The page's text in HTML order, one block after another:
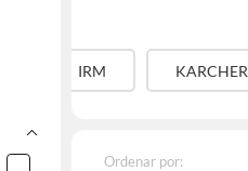
IRM KARCHER
Ordenar por: